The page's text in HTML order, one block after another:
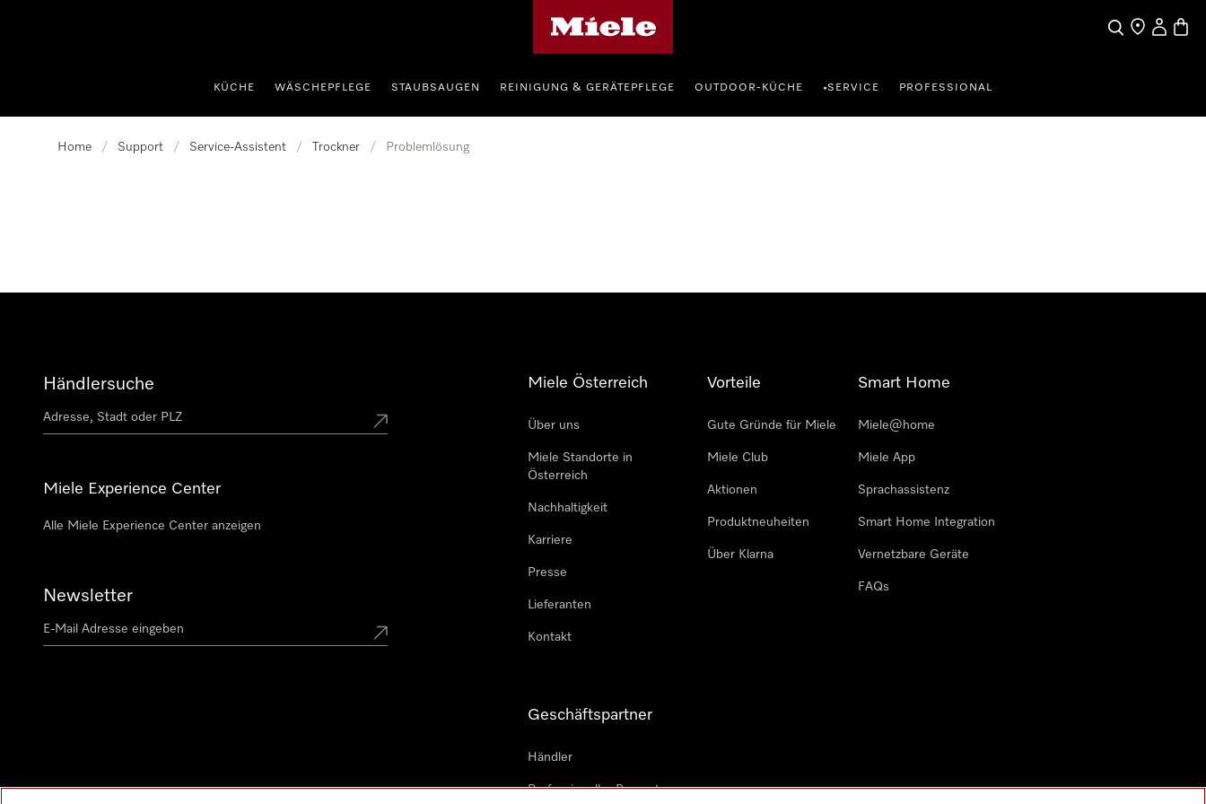
SucheHändlersuche
KÜCHE WÄSCHEPFLEGE STAUBSAUGEN REINIGUNG & GERÄTEPFLEGE OUTDOOR-KÜCHE •SERVICE PROFESSIONAL
Home / Support / Service-Assistent / Trockner / Problemlösung
Händlersuche
Miele Experience Center
Alle Miele Experience Center anzeigen
Newsletter
Miele Österreich
Über uns
Miele Standorte in
Österreich
Nachhaltigkeit
Karriere
Presse
Lieferanten
Kontakt
Vorteile
Gute Gründe für Miele
Miele Club
Aktionen
Produktneuheiten
Über Klarna
Smart Home
Miele@home
Miele App
Sprachassistenz
Smart Home Integration
Vernetzbare Geräte
FAQs
Geschäftspartner
Händler
Professioneller Reparateur